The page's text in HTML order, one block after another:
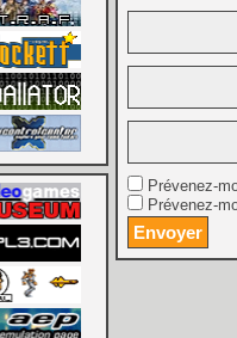
Prévenez-
Prévenez-